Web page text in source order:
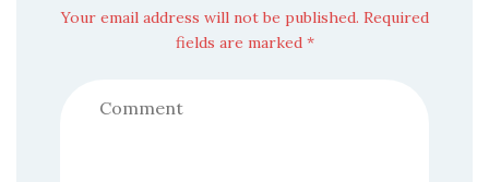
Your email address will not be published. Required
fields are marked *